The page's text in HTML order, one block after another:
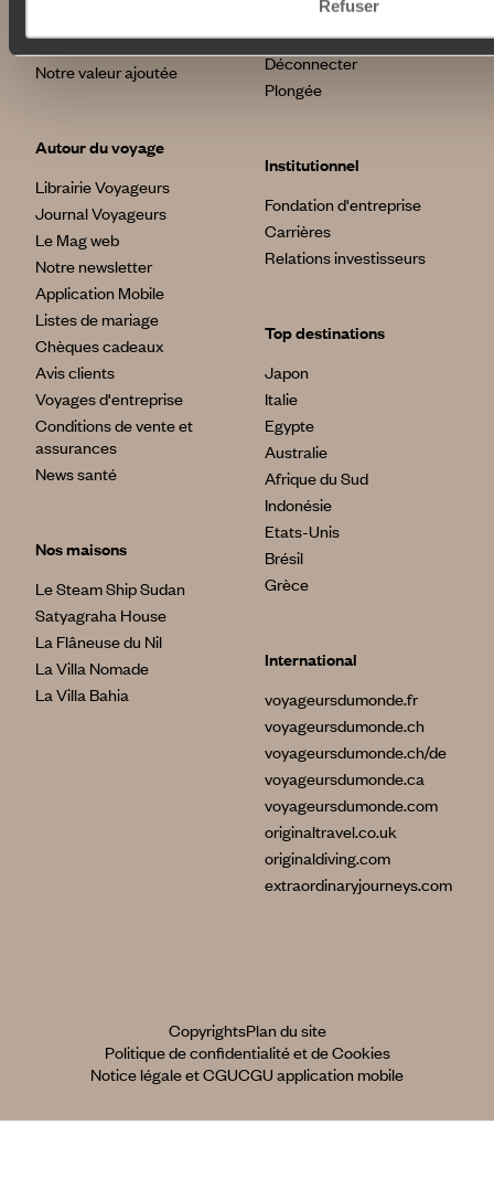
Refuser
Le voyage sur mesure
Notre valeur ajoutée
Autour du voyage
Librairie Voyageurs
Journal Voyageurs
Le Mag web
Notre newsletter
Application Mobile
Listes de mariage
Chèques cadeaux
Avis clients
Voyages d'entreprise
Conditions de vente et
assurances
News santé
Nos maisons
Le Steam Ship Sudan
Satyagraha House
La Flâneuse du Nil
La Villa Nomade
La Villa Bahia
Voyage de luxe
Tour du Monde
Déconnecter
Plongée
Institutionnel
Fondation d'entreprise
Carrières
Relations investisseurs
Top destinations
Japon
Italie
Egypte
Australie
Afrique du Sud
Indonésie
Etats-Unis
Brésil
Grèce
International
voyageursdumonde.fr
voyageursdumonde.ch
voyageursdumonde.ch/de
voyageursdumonde.ca
voyageursdumonde.com
originaltravel.co.uk
originaldiving.com
extraordinaryjourneys.com
CopyrightsPlan du site
Politique de confidentialité et de Cookies
Notice légale et CGUCGU application mobile